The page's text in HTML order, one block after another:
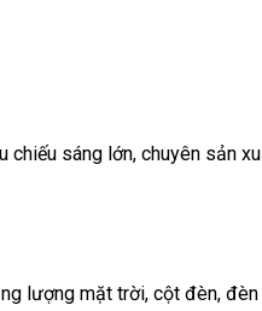
chiếu sáng lớn, chuyên sản
lượng mặt trời, cột đèn, đèn